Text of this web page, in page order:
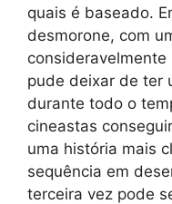
quais é baseado.
desmorone, com
pude deixar de ter
durante todo o
cineastas
uma história mais
sequência em
terceira vez pode